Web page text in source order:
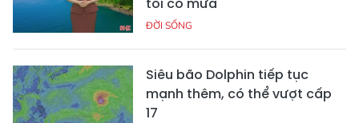
ĐỜI SỐNG
Siêu bão Dolphin tiếp tục
mạnh thêm, có thể vượt cấp
17